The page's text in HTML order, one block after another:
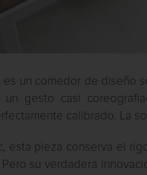
es un comedor de diseño
gesto casi
calibrado. La
esta pieza conserva el
su verdadera